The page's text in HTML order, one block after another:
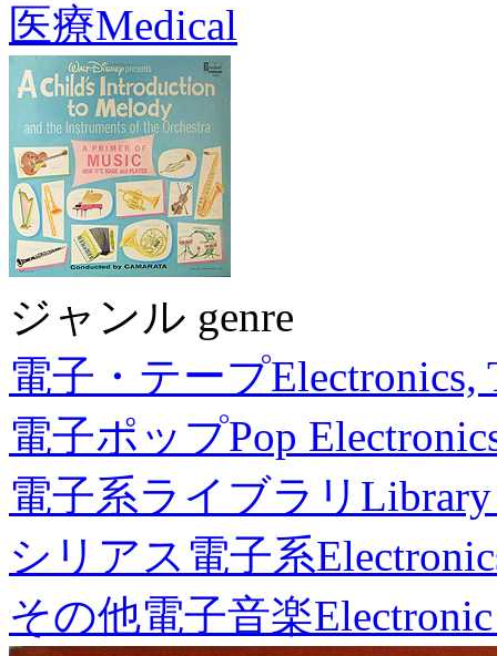
医療Medical
ジャンル genre
電子・テープElectronics,
電子ポップPop
電子系ライブラリ
シリアス電子系
その他電子音楽